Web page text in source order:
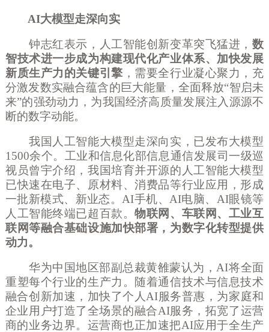
AI大模型走深向实
钟志红表示，人工智能创新变革突飞猛进，数
智技术进一步成为构建现代化产业体系、加快发展
新质生产力的关键引擎 ，需要全行业凝心聚力，充
分激发数实融合蕴含的巨大能量，全面释放“智启未
来”的强劲动力，为我国经济高质量发展注入源源不
断的数字动能。
我国人工智能大模型走深向实，已发布大模型
1500余个。工业和信息化部信息通信发展司一级巡
视员曾宇介绍，我国培育并开源的人工智能大模型
已快速在电子、原材料、消费品等行业应用，形成
一批新模式、新业态。AI手机、AI电脑、AI眼镜等
人工智能终端已超百款。物联网、车联网、工业互
联网等融合基础设施加快部署，为数字化转型提供
动力。
华为中国地区部副总裁黄雒蒙认为， AI将全面
重塑每个行业的生产力。随着通信技术与信息技术
融合创新加速，加快了个人AI服务普惠，为家庭和
企业用户打造了全场景的融合AI服务，拓宽了运营
商的业务边界。运营商也正加速把AI应用于全生产